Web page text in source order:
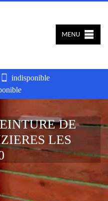
indisponible
MENU
DE
LES